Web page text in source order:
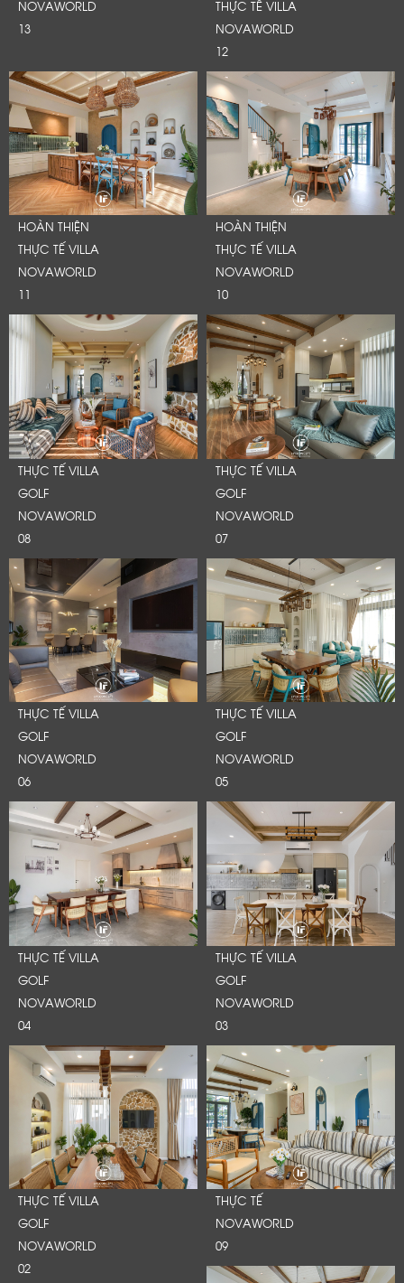
NOVAWORLD
13
THỰC TẾ VILLA
NOVAWORLD
12
HOÀN THIỆN
THỰC TẾ VILLA
NOVAWORLD
11
HOÀN THIỆN
THỰC TẾ VILLA
NOVAWORLD
10
THỰC TẾ VILLA
GOLF
NOVAWORLD
08
THỰC TẾ VILLA
GOLF
NOVAWORLD
07
THỰC TẾ VILLA
GOLF
NOVAWORLD
06
THỰC TẾ VILLA
GOLF
NOVAWORLD
05
THỰC TẾ VILLA
GOLF
NOVAWORLD
04
THỰC TẾ VILLA
GOLF
NOVAWORLD
03
THỰC TẾ VILLA
GOLF
NOVAWORLD
02
THỰC TẾ
NOVAWORLD
09
Cảm ơn quý khách đã để lại thông tin.
Chúng tôi sẽ liên hệ lại trong thời gian sớm nhất